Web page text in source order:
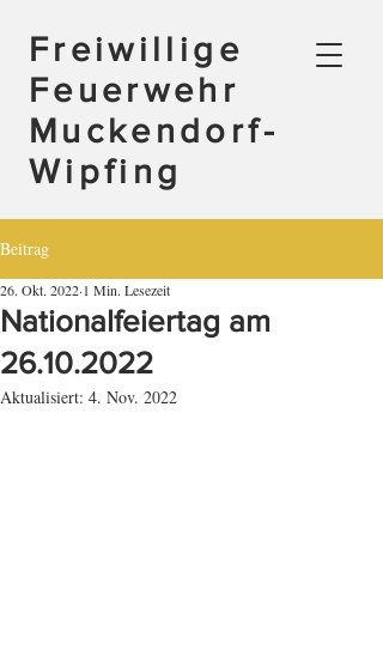
Freiwillige
Feuerwehr
Muckendorf-
Wipfing
Beitrag
Nationalfeiertag am
26.10.2022
26. Okt. 2022 1 Min. Lesezeit
Aktualisiert: 4. Nov. 2022